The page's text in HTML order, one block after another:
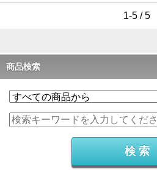
1-5 / 5
商品検索